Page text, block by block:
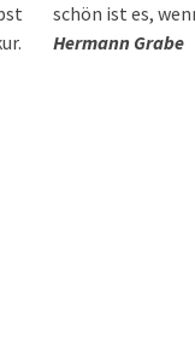
schön ist es,
Hermann Grabe